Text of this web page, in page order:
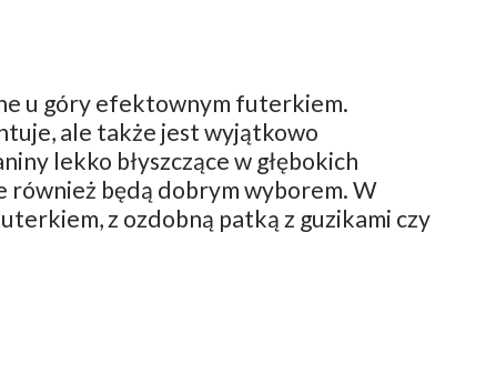
u góry efektownym futerkiem.
ale także jest wyjątkowo
lekko błyszczące w głębokich
również będą dobrym wyborem. W
z ozdobną patką z guzikami czy